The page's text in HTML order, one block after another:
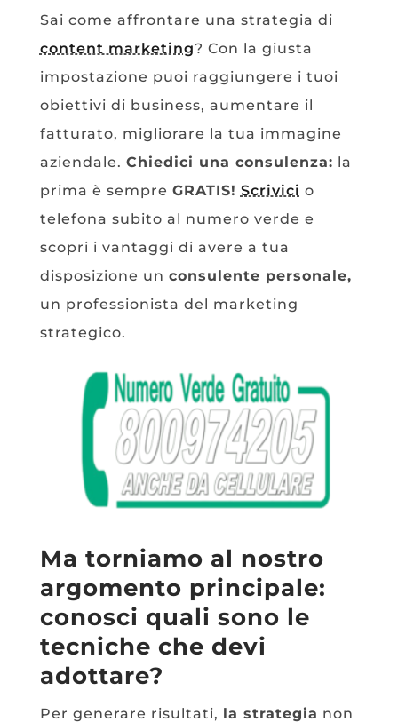
Sai come affrontare una strategia di
content marketing? Con la giusta
impostazione puoi raggiungere i tuoi
obiettivi di business, aumentare il
fatturato, migliorare la tua immagine
aziendale. Chiedici una consulenza: la
prima è sempre GRATIS! Scrivici o
telefona subito al numero verde e
scopri i vantaggi di avere a tua
disposizione un consulente personale,
un professionista del marketing
strategico.
Ma torniamo al nostro
argomento principale:
conosci quali sono le
tecniche che devi
adottare?
Per generare risultati, la strategia non